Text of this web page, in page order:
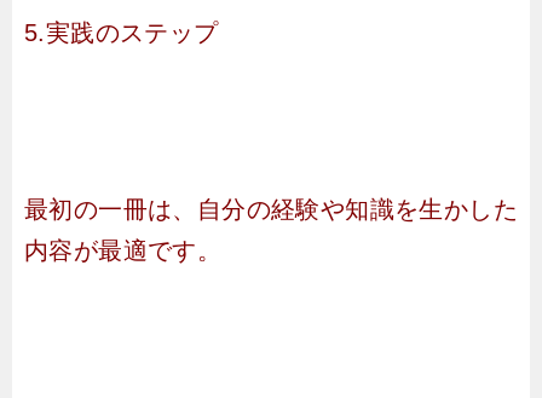
5.実践のステップ
最初の一冊は、自分の経験や知識を生かした
内容が最適です。